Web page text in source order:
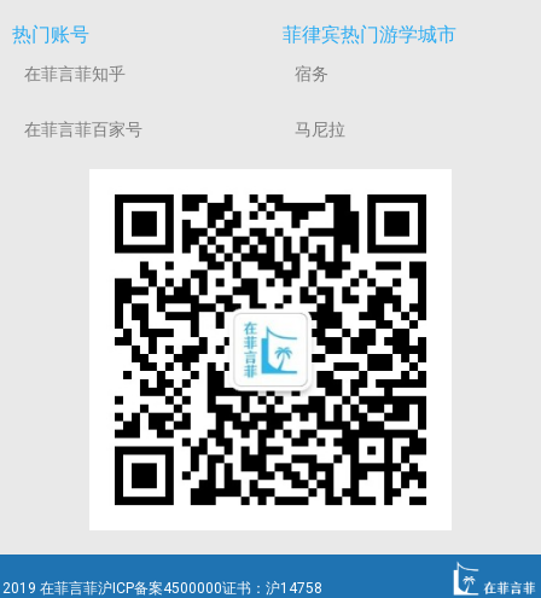
热门账号
在菲言菲知乎
在菲言菲百家号
菲律宾热门游学城市
宿务
马尼拉
2019 在菲言菲沪ICP备案4500000证书：沪14758